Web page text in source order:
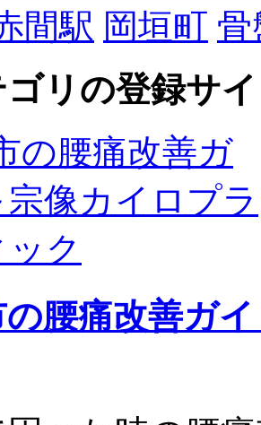
間駅 岡垣町 骨
ゴリの登録サ
腰痛改善ガ